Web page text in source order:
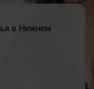
в Нижнем